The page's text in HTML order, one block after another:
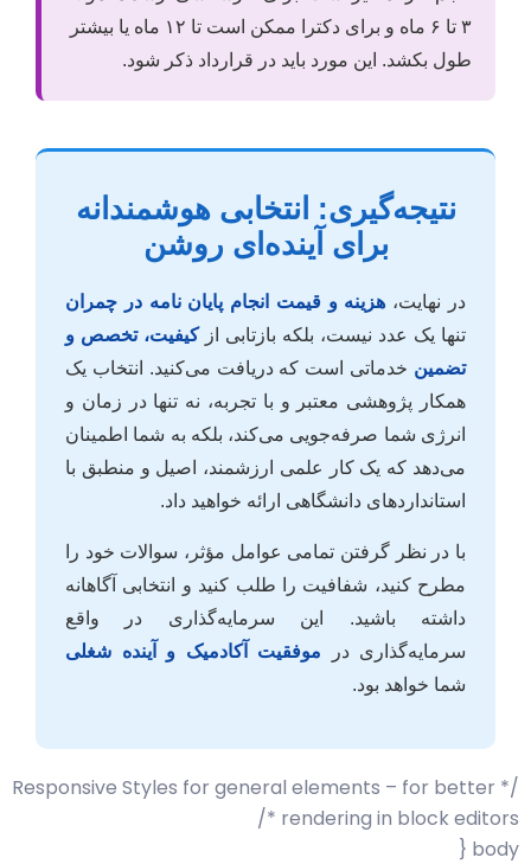
۳ تا ۶ ماه و برای دکترا ممکن است تا ۱۲ ماه یا بیشتر
طول بکشد. این مورد باید در قرارداد ذکر شود.
نتیجه‌گیری: انتخابی هوشمندانه
برای آینده‌ای روشن
در نهایت، هزینه و قیمت انجام پایان نامه در چمران
تنها یک عدد نیست، بلکه بازتابی ازکیفیت، تخصص و
تضمین خدماتی است که دریافت می‌کنید. انتخاب یک
همکار پژوهشی معتبر و با تجربه، نه تنها در زمان و
انرژی شما صرفه‌جویی می‌کند، بلکه به شما اطمینان
می‌دهد که یک کار علمی ارزشمند، اصیل و منطبق با
استانداردهای دانشگاهی ارائه خواهید داد.
با در نظر گرفتن تمامی عوامل مؤثر، سوالات خود را
مطرح کنید، شفافیت را طلب کنید و انتخابی آگاهانه
داشته باشید. این سرمایه‌گذاری در واقع
سرمایه‌گذاری در موفقیت آکادمیک و آینده شغلی
شما خواهد بود.
/* Responsive Styles for general elements – for better
rendering in block editors */
body {